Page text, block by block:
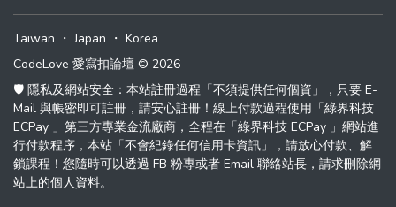
Taiwan ・Japan ・ Korea
CodeLove 愛寫扣論壇 © 2026
🛡️ 隱私及網站安全：本站註冊過程「不須提供任何個資」，只要 E-
Mail 與帳密即可註冊，請安心註冊！線上付款過程使用「綠界科技
ECPay 」第三方專業金流廠商，全程在「綠界科技 ECPay 」網站進
行付款程序，本站「不會紀錄任何信用卡資訊」，請放心付款、解
鎖課程！您隨時可以透過 FB 粉專或者 Email 聯絡站長，請求刪除網
站上的個人資料。